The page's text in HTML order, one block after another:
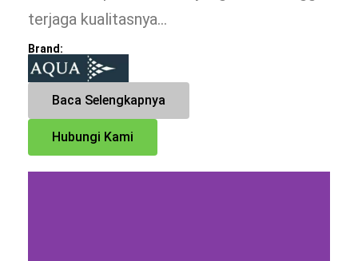
terjaga kualitasnya…
Brand:
Baca Selengkapnya
Hubungi Kami